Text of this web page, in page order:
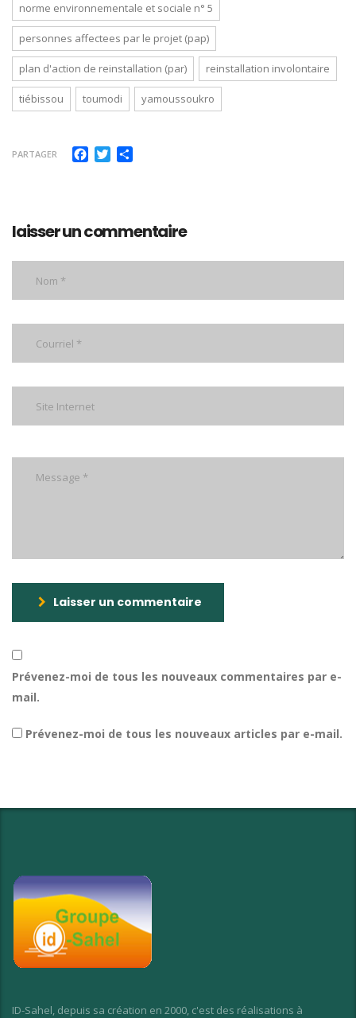
norme environnementale et sociale n° 5
personnes affectees par le projet (pap)
plan d'action de reinstallation (par) reinstallation involontaire
tiébissou toumodi yamoussoukro
PARTAGER Facebook
Twitter
laisser un commentaire
Laisser un commentaire
Prévenez-moi de tous les nouveaux commentaires par e-
mail.
Prévenez-moi de tous les nouveaux articles par e-mail.
ID-Sahel, depuis sa création en 2000, c'est des réalisations à